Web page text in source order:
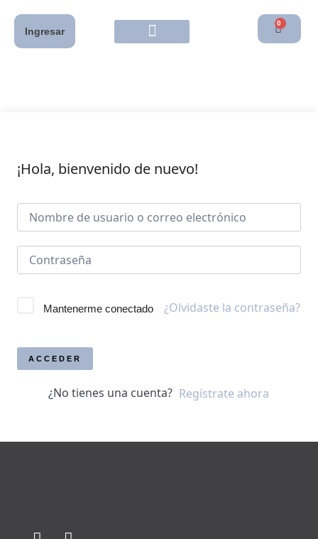
Ingresar
0
¡Hola, bienvenido de nuevo!
Mantenerme conectado ¿Olvidaste la contraseña?
ACCEDER
¿No tienes una cuenta? Regístrate ahora